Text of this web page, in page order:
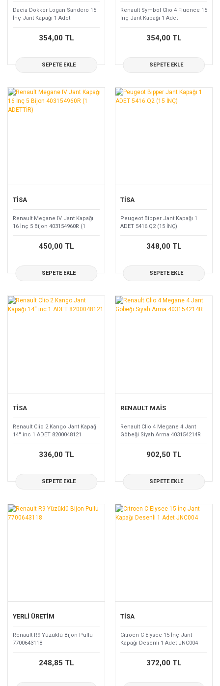
Dacia Dokker Logan Sandero 15
İnç Jant Kapağı 1 Adet
8200756961
354,00 TL
SEPETE EKLE
Renault Symbol Clio 4 Fluence 15
İnç Jant Kapağı 1 Adet
403158763R
354,00 TL
SEPETE EKLE
TİSA
Renault Megane IV Jant Kapağı
16 İnç 5 Bijon 403154960R (1
ADETTİR)
450,00 TL
SEPETE EKLE
TİSA
Peugeot Bipper Jant Kapağı 1
ADET 5416.Q2 (15 İNÇ)
348,00 TL
SEPETE EKLE
TİSA
Renault Clio 2 Kango Jant Kapağı
14'' inc 1 ADET 8200048121
336,00 TL
SEPETE EKLE
RENAULT MAİS
Renault Clio 4 Megane 4 Jant
Göbeği Siyah Arma 403154214R
902,50 TL
SEPETE EKLE
YERLİ ÜRETİM
Renault R9 Yüzüklü Bijon Pullu
7700643118
248,85 TL
TİSA
Cıtroen C-Elysee 15 İnç Jant
Kapağı Desenli 1 Adet JNC004
372,00 TL